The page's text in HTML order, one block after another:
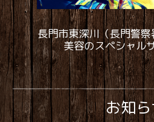
長門市東深川（長門警
美容のスペシャル
お知